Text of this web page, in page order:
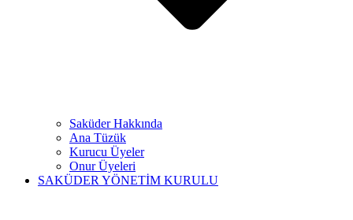
Saküder Hakkında
Ana Tüzük
Kurucu Üyeler
Onur Üyeleri
SAKÜDER YÖNETİM KURULU